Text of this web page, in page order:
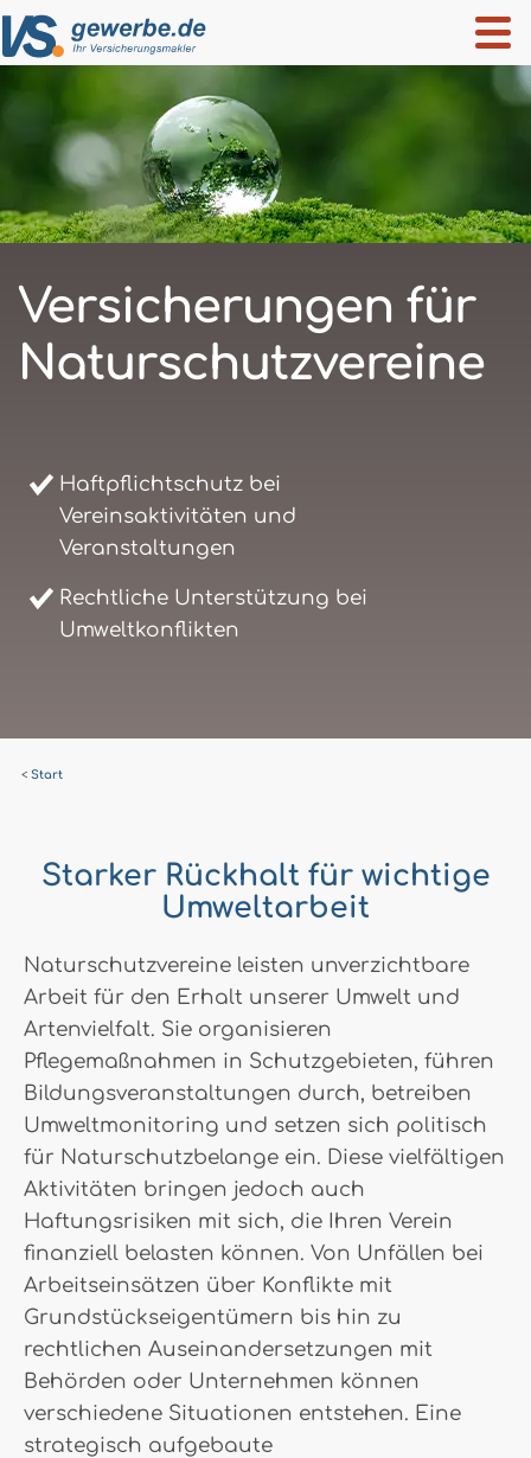
Versicherungen für
Naturschutzvereine
Haftpflichtschutz bei
Vereinsaktivitäten und
Veranstaltungen
Rechtliche Unterstützung bei
Umweltkonflikten
Start
Starker Rückhalt für wichtige
Umweltarbeit
Naturschutzvereine leisten unverzichtbare
Arbeit für den Erhalt unserer Umwelt und
Artenvielfalt. Sie organisieren
Pflegemaßnahmen in Schutzgebieten, führen
Bildungsveranstaltungen durch, betreiben
Umweltmonitoring und setzen sich politisch
für Naturschutzbelange ein. Diese vielfältigen
Aktivitäten bringen jedoch auch
Haftungsrisiken mit sich, die Ihren Verein
finanziell belasten können. Von Unfällen bei
Arbeitseinsätzen über Konflikte mit
Grundstückseigentümern bis hin zu
rechtlichen Auseinandersetzungen mit
Behörden oder Unternehmen können
verschiedene Situationen entstehen. Eine
strategisch aufgebaute